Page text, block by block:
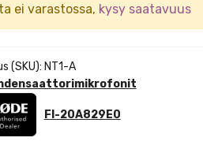
ei varastossa, kysy saatavuus
(SKU): NT1-A
FI-20A829E0